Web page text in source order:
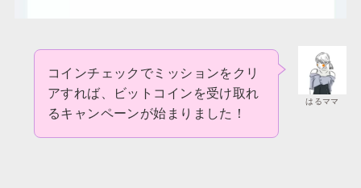
はるママ
コインチェックでミッションをクリ
アすれば、ビットコインを受け取れ
るキャンペーンが始まりました！